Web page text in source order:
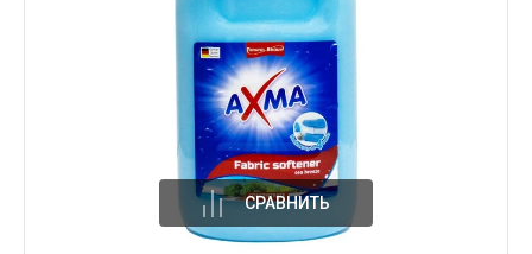
СРАВНИТЬ